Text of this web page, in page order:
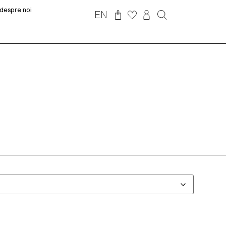
despre noi
EN